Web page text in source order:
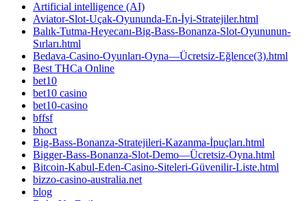
Artificial intelligence (AI)
Aviator-Slot-Uçak-Oyununda-En-İyi-Stratejiler.html
Balık-Tutma-Heyecanı-Big-Bass-Bonanza-Slot-Oyununun-
Sırları.html
Bedava-Casino-Oyunları-Oyna—Ücretsiz-Eğlence(3).html
Best THCa Online
bet10
bet10 casino
bet10-casino
bffsf
bhoct
Big-Bass-Bonanza-Stratejileri-Kazanma-İpuçları.html
Bigger-Bass-Bonanza-Slot-Demo—Ücretsiz-Oyna.html
Bitcoin-Kabul-Eden-Casino-Siteleri-Güvenilir-Liste.html
bizzo-casino-australia.net
blog